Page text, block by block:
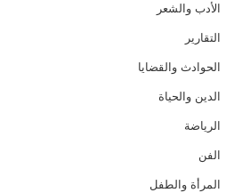
الأدب والشعر
التقارير
الحوادث والقضايا
الدين والحياة
الرياضة
الفن
المرأة والطفل